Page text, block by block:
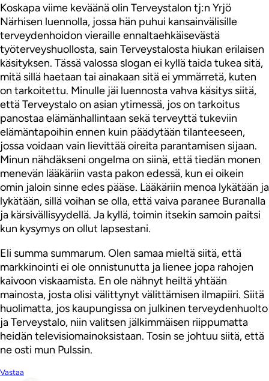
Koskapa viime keväänä olin Terveystalon tj:n Yrjö
Närhisen luennolla, jossa hän puhui kansainvälisille
terveydenhoidon vieraille ennaltaehkäisevästä
työterveyshuollosta, sain Terveystalosta hiukan erilaisen
käsityksen. Tässä valossa slogan ei kyllä taida tukea sitä,
mitä sillä haetaan tai ainakaan sitä ei ymmärretä, kuten
on tarkoitettu. Minulle jäi luennosta vahva käsitys siitä,
että Terveystalo on asian ytimessä, jos on tarkoitus
panostaa elämänhallintaan sekä terveyttä tukeviin
elämäntapoihin ennen kuin päädytään tilanteeseen,
jossa voidaan vain lievittää oireita parantamisen sijaan.
Minun nähdäkseni ongelma on siinä, että tiedän monen
menevän lääkäriin vasta pakon edessä, kun ei oikein
omin jaloin sinne edes pääse. Lääkäriin menoa lykätään ja
lykätään, sillä voihan se olla, että vaiva paranee Buranalla
ja kärsivällisyydellä. Ja kyllä, toimin itsekin samoin paitsi
kun kysymys on ollut lapsestani.
Eli summa summarum. Olen samaa mieltä siitä, että
markkinointi ei ole onnistunutta ja lienee jopa rahojen
kaivoon viskaamista. En ole nähnyt heiltä yhtään
mainosta, josta olisi välittynyt välittämisen ilmapiiri. Siitä
huolimatta, jos kaupungissa on julkinen terveydenhuolto
ja Terveystalo, niin valitsen jälkimmäisen riippumatta
heidän televisiomainoksistaan. Tosin se johtuu siitä, että
ne osti mun Pulssin.
Vastaa